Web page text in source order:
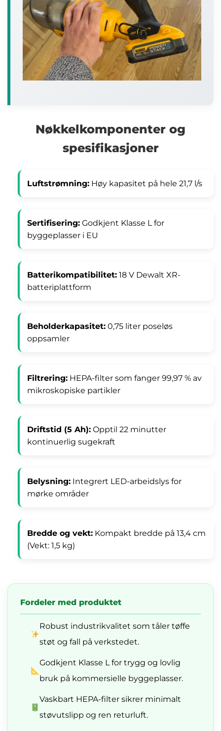
Nøkkelkomponenter og
spesifikasjoner
Luftstrømning:Høy kapasitet på hele 21,7 l/s
Sertifisering:Godkjent Klasse L for
byggeplasser i EU
Batterikompatibilitet:18 V Dewalt XR-
batteriplattform
Beholderkapasitet:0,75 liter poseløs
oppsamler
Filtrering:HEPA-filter som fanger 99,97 % av
mikroskopiske partikler
Driftstid (5 Ah):Opptil 22 minutter
kontinuerlig sugekraft
Belysning:Integrert LED-arbeidslys for
mørke områder
Bredde og vekt:Kompakt bredde på 13,4 cm
(Vekt: 1,5 kg)
Fordeler med produktet
Robust industrikvalitet som tåler tøffe
støt og fall på verkstedet.
Godkjent Klasse L for trygg og lovlig
bruk på kommersielle byggeplasser.
Vaskbart HEPA-filter sikrer minimalt
støvutslipp og ren returluft.